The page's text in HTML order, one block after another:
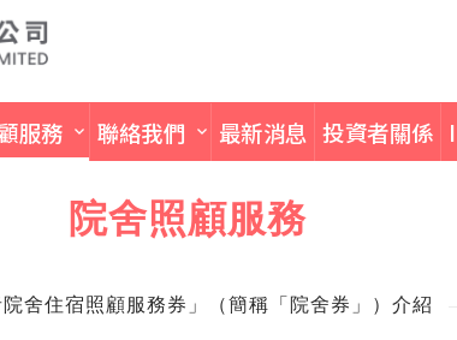
服務 聯絡我們 最新消息 投資者關係
院舍照顧服務
院舍住宿照顧服務券」（簡稱「院舍券」）介紹